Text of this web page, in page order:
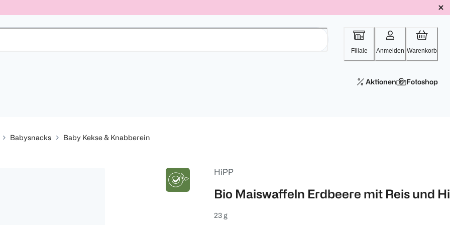
Filiale Anmelden Warenkorb
Aktionen Fotoshop
Babysnacks Baby Kekse & Knabberein
HiPP
Bio Maiswaffeln Erdbeere mit Reis und
23 g